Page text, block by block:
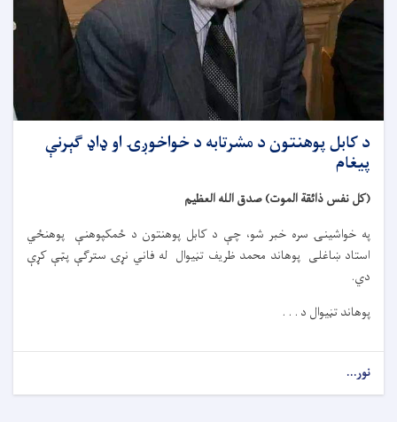
د کابل پوهنتون د مشرتابه د خواخوږۍ او ډاډ ګېرنې
پیغام
(کل نفس ذائقة الموت) صدق الله العظیم
په خواشینۍ سره خبر شو، چې د کابل پوهنتون د ځمکپوهنې پوهنځي
استاد ښاغلی پوهاند محمد ظریف تڼیوال له فاني نړۍ سترګې پټې کړې
دي.
پوهاند تڼیوال د . . .
نور...